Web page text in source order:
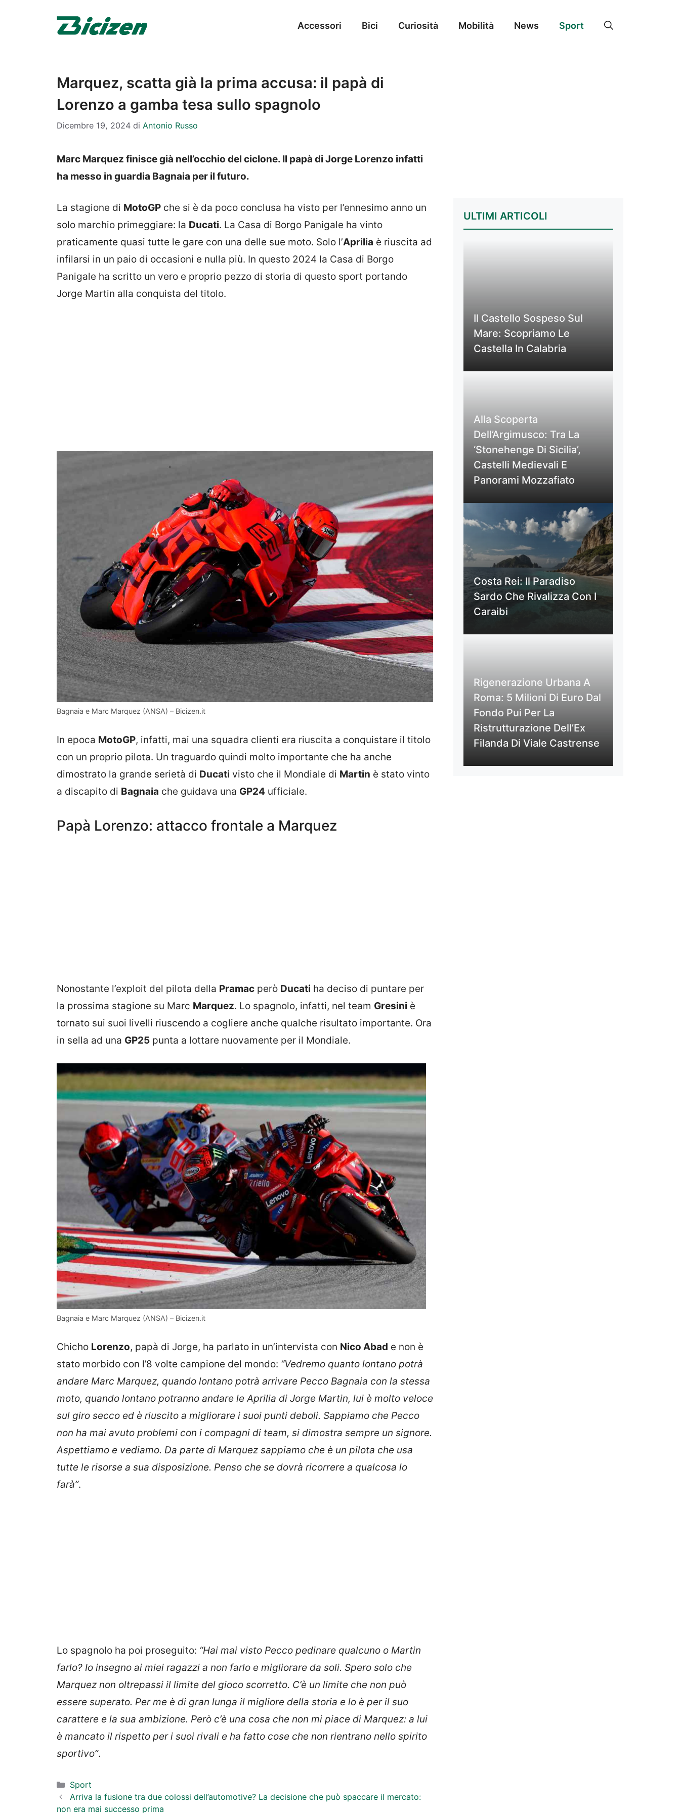
Accessori Bici Curiosità Mobilità News Sport
Marquez, scatta già la prima accusa: il papà di
Lorenzo a gamba tesa sullo spagnolo
Dicembre 19, 2024 di Antonio Russo
Marc Marquez finisce già nell’occhio del ciclone. Il papà di Jorge Lorenzo infatti
ha messo in guardia Bagnaia per il futuro.
La stagione di MotoGP che si è da poco conclusa ha visto per l’ennesimo anno un
solo marchio primeggiare: la Ducati. La Casa di Borgo Panigale ha vinto
praticamente quasi tutte le gare con una delle sue moto. Solo l’Aprilia è riuscita ad
infilarsi in un paio di occasioni e nulla più. In questo 2024 la Casa di Borgo
Panigale ha scritto un vero e proprio pezzo di storia di questo sport portando
Jorge Martin alla conquista del titolo.
Bagnaia e Marc Marquez (ANSA) – Bicizen.it
In epoca MotoGP, infatti, mai una squadra clienti era riuscita a conquistare il titolo
con un proprio pilota. Un traguardo quindi molto importante che ha anche
dimostrato la grande serietà di Ducati visto che il Mondiale di Martin è stato vinto
a discapito di Bagnaia che guidava una GP24 ufficiale.
Papà Lorenzo: attacco frontale a Marquez
Nonostante l’exploit del pilota della Pramac però Ducati ha deciso di puntare per
la prossima stagione su Marc Marquez. Lo spagnolo, infatti, nel team Gresini è
tornato sui suoi livelli riuscendo a cogliere anche qualche risultato importante. Ora
in sella ad una GP25 punta a lottare nuovamente per il Mondiale.
Bagnaia e Marc Marquez (ANSA) – Bicizen.it
Chicho Lorenzo, papà di Jorge, ha parlato in un’intervista con Nico Abad e non è
stato morbido con l’8 volte campione del mondo: “Vedremo quanto lontano potrà
andare Marc Marquez, quando lontano potrà arrivare Pecco Bagnaia con la stessa
moto, quando lontano potranno andare le Aprilia di Jorge Martin, lui è molto veloce
sul giro secco ed è riuscito a migliorare i suoi punti deboli. Sappiamo che Pecco
non ha mai avuto problemi con i compagni di team, si dimostra sempre un signore.
Aspettiamo e vediamo. Da parte di Marquez sappiamo che è un pilota che usa
tutte le risorse a sua disposizione. Penso che se dovrà ricorrere a qualcosa lo
farà”.
Lo spagnolo ha poi proseguito: “Hai mai visto Pecco pedinare qualcuno o Martin
farlo? Io insegno ai miei ragazzi a non farlo e migliorare da soli. Spero solo che
Marquez non oltrepassi il limite del gioco scorretto. C’è un limite che non può
essere superato. Per me è di gran lunga il migliore della storia e lo è per il suo
carattere e la sua ambizione. Però c’è una cosa che non mi piace di Marquez: a lui
è mancato il rispetto per i suoi rivali e ha fatto cose che non rientrano nello spirito
sportivo”.
Categorie
Sport
Arriva la fusione tra due colossi dell’automotive? La decisione che può spaccare il mercato:
non era mai successo prima
ULTIMI ARTICOLI
Il Castello Sospeso Sul
Mare: Scopriamo Le
Castella In Calabria
Alla Scoperta
Dell’Argimusco: Tra La
‘Stonehenge Di Sicilia’,
Castelli Medievali E
Panorami Mozzafiato
Costa Rei: Il Paradiso
Sardo Che Rivalizza Con I
Caraibi
Rigenerazione Urbana A
Roma: 5 Milioni Di Euro Dal
Fondo Pui Per La
Ristrutturazione Dell’Ex
Filanda Di Viale Castrense